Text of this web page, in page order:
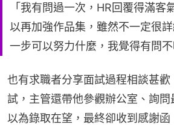
「我有問過一次，HR回覆得滿客
以再加強作品集，雖然不一定很
一步可以努力什麼，我覺得有問不
也有求職者分享面試過程相談甚歡
試，主管還帶他參觀辦公室、詢
以為錄取在望，最終卻收到感謝